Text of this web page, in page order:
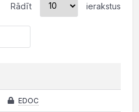
Rādīt ierakstus
EDOC